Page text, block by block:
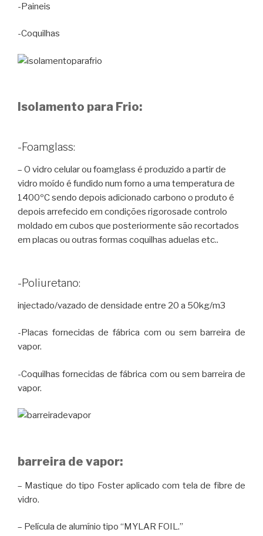
-Paineis
-Coquilhas
Isolamento para Frio:
-Foamglass:
– O vidro celular ou foamglass é produzido a partir de
vidro moído é fundido num forno a uma temperatura de
1400ºC sendo depois adicionado carbono o produto é
depois arrefecido em condições rigorosade controlo
moldado em cubos que posteriormente são recortados
em placas ou outras formas coquilhas aduelas etc..
-Poliuretano:
injectado/vazado de densidade entre 20 a 50kg/m3
-Placas fornecidas de fábrica com ou sem barreira de
vapor.
-Coquilhas fornecidas de fábrica com ou sem barreira de
vapor.
barreira de vapor:
– Mastique do tipo Foster aplicado com tela de fibre de
vidro.
– Película de alumínio tipo “MYLAR FOIL.”